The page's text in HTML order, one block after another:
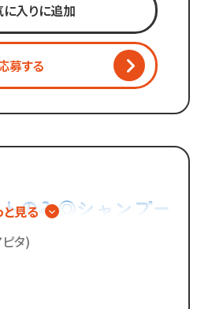
ど
したい...」
がない」
に入りに追加
募する
のみ◎シャンプー
の施術は一切無い
と見る
タ)